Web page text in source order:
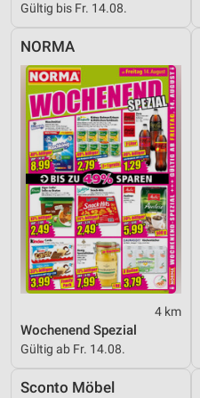
Gültig bis Fr. 14.08.
NORMA
4 km
Wochenend Spezial
Gültig ab Fr. 14.08.
Sconto Möbel